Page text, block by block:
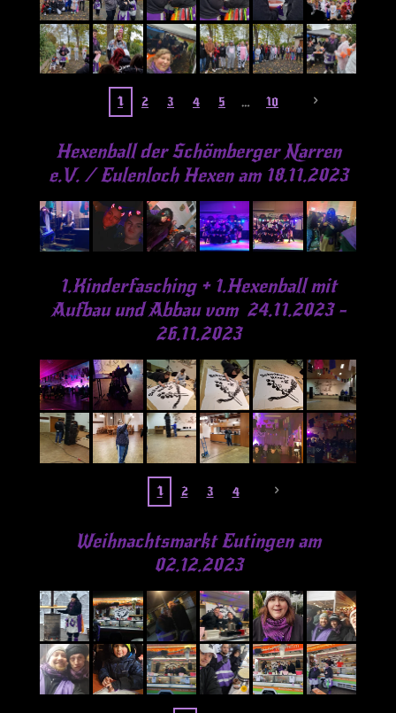
1 2 3 4 5 10
Hexenball der Schömberger Narren
e.V. / Eulenloch Hexen am 18.11.2023
1.Kinderfasching + 1.Hexenball mit
Aufbau und Abbau vom 24.11.2023 -
26.11.2023
1 2 3 4
Weihnachtsmarkt Eutingen am
02.12.2023